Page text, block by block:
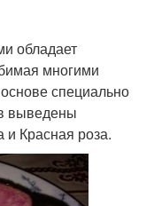
обладает
многими
специально
выведены
и Красная роза.